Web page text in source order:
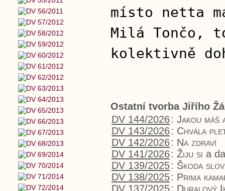
místo netta
Milá Tončo,
kolektivně
Ostatní tvorba Jiřího
DV 144/2026: Jakou máš
DV 143/2026: Chvála
DV 142/2026: Na zdraví
DV 141/2026: Žiju si a
DV 139/2025: Škoda slov
DV 138/2025: Prima
DV 137/2025: Duralový